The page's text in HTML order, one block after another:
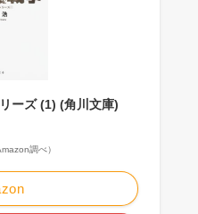
ーズ (1) (角川文庫)
調べ）